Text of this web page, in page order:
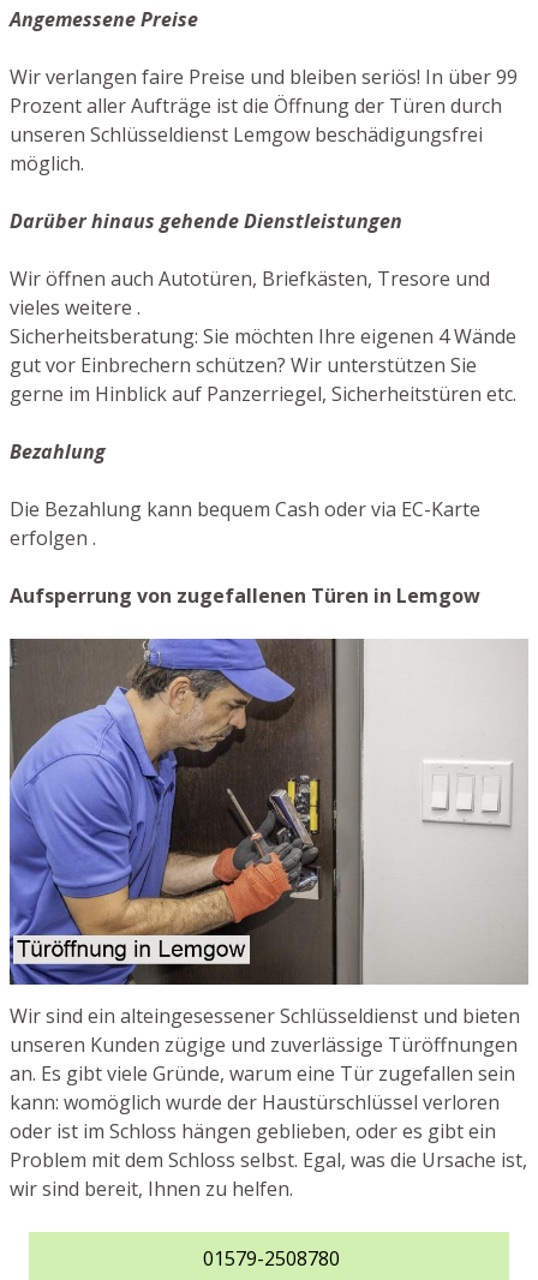
Angemessene Preise
Wir verlangen faire Preise und bleiben seriös! In über 99
Prozent aller Aufträge ist die Öffnung der Türen durch
unseren Schlüsseldienst Lemgow beschädigungsfrei
möglich.
Darüber hinaus gehende Dienstleistungen
Wir öffnen auch Autotüren, Briefkästen, Tresore und
vieles weitere .
Sicherheitsberatung: Sie möchten Ihre eigenen 4 Wände
gut vor Einbrechern schützen? Wir unterstützen Sie
gerne im Hinblick auf Panzerriegel, Sicherheitstüren etc.
Bezahlung
Die Bezahlung kann bequem Cash oder via EC-Karte
erfolgen .
Aufsperrung von zugefallenen Türen in Lemgow
Wir sind ein alteingesessener Schlüsseldienst und bieten
unseren Kunden zügige und zuverlässige Türöffnungen
an. Es gibt viele Gründe, warum eine Tür zugefallen sein
kann: womöglich wurde der Haustürschlüssel verloren
oder ist im Schloss hängen geblieben, oder es gibt ein
Problem mit dem Schloss selbst. Egal, was die Ursache ist,
wir sind bereit, Ihnen zu helfen.
01579-2508780